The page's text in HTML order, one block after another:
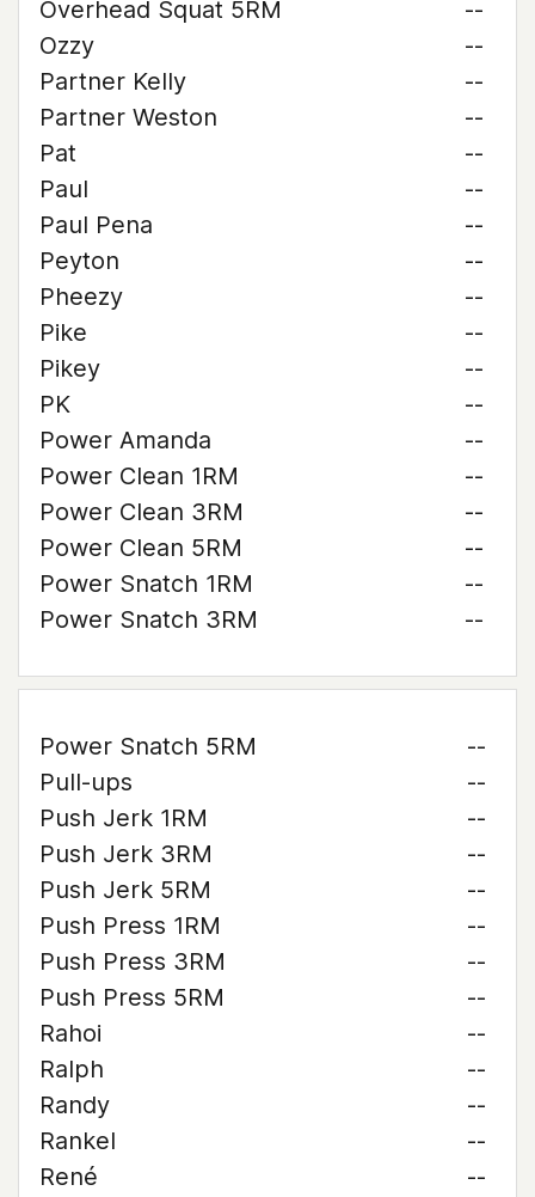
Overhead Squat 5RM
--
Ozzy
--
Partner Kelly
--
Partner Weston
--
Pat
--
Paul
--
Paul Pena
--
Peyton
--
Pheezy
--
Pike
--
Pikey
--
PK
--
Power Amanda
--
Power Clean 1RM
--
Power Clean 3RM
--
Power Clean 5RM
--
Power Snatch 1RM
--
Power Snatch 3RM
--
Power Snatch 5RM
--
Pull-ups
--
Push Jerk 1RM
--
Push Jerk 3RM
--
Push Jerk 5RM
--
Push Press 1RM
--
Push Press 3RM
--
Push Press 5RM
--
Rahoi
--
Ralph
--
Randy
--
Rankel
--
René
--